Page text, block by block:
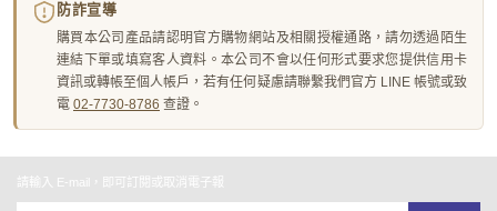
防詐宣導
購買本公司產品請認明官方購物網站及相關授權通路，請勿透過陌生
連結下單或填寫客人資料。本公司不會以任何形式要求您提供信用卡
資訊或轉帳至個人帳戶，若有任何疑慮請聯繫我們官方 LINE 帳號或致
電 02-7730-8786 查證。
請輸入 E-mail，即可訂閱或取消電子報